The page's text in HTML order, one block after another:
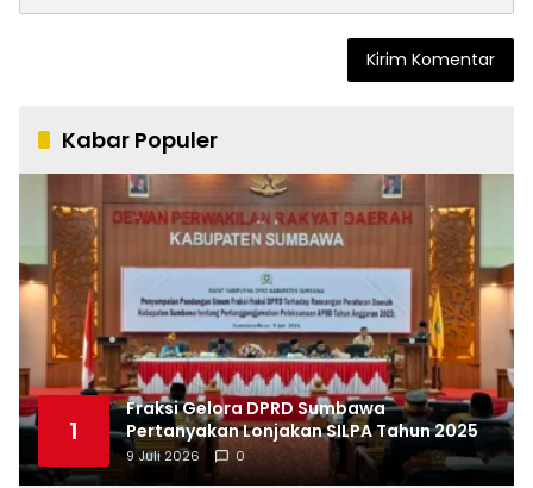
Kabar Populer
1
Fraksi Gelora DPRD Sumbawa
Pertanyakan Lonjakan SILPA Tahun 2025
9 Juli 2026 0